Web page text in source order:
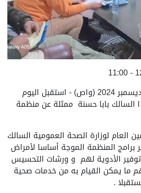
استقبل اليوم
السالك بابا حسنة ممثلة عن منظمة
العام لوزارة الصحة العمومية السالك
برامج المنظمة الموجة أساسا لأمراض
الأدوية لهم و ورشات التحسيس
ما يمكن القيام به من خدمات صحية
.